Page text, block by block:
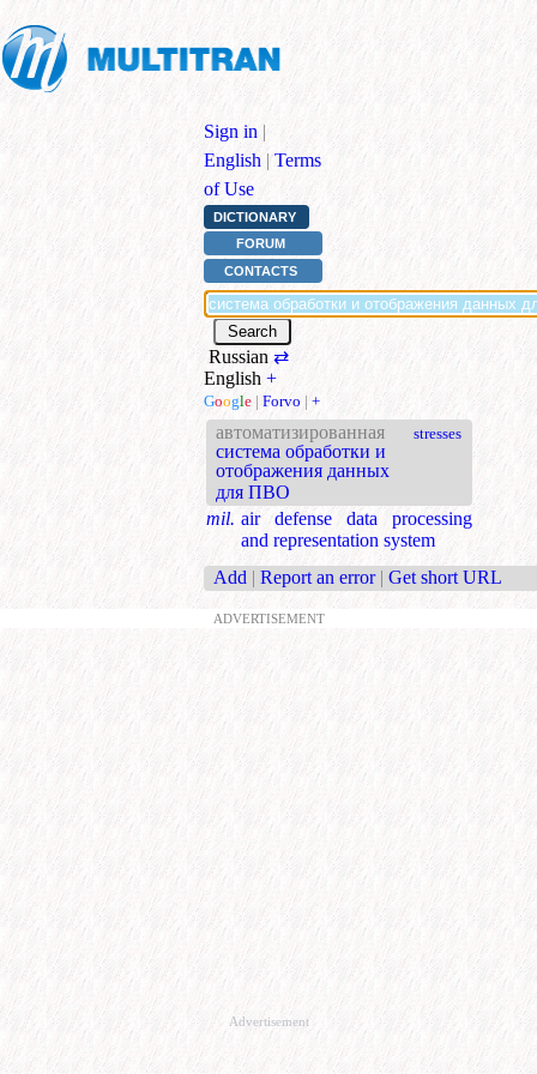
Sign in |
English | Terms
of Use
DICTIONARY
FORUM
CONTACTS
Russian ⇄
English +
Google | Forvo | +
автоматизированная
система обработки и
отображения данных
для ПВО
stresses
mil. air defense data processing
and representation system
Add | Report an error | Get short URL
ADVERTISEMENT
Advertisement